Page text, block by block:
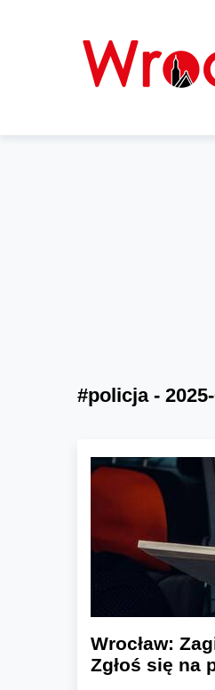
#policja -
Wrocław:
Zgłoś się na